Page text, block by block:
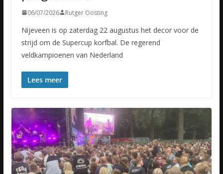
06/07/2026 Rutger Oosting
Nijeveen is op zaterdag 22 augustus het decor voor de
strijd om de Supercup korfbal. De regerend
veldkampioenen van Nederland
Lees meer